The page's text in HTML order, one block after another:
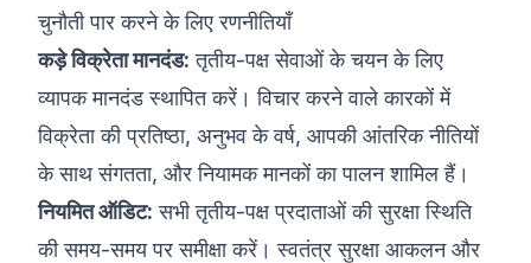
चुनौती पार करने के लिए रणनीतियाँ
कड़े विक्रेता मानदंड: तृतीय-पक्ष सेवाओं के चयन के लिए
व्यापक मानदंड स्थापित करें। विचार करने वाले कारकों में
विक्रेता की प्रतिष्ठा, अनुभव के वर्ष, आपकी आंतरिक नीतियों
के साथ संगतता, और नियामक मानकों का पालन शामिल हैं।
नियमित ऑडिट: सभी तृतीय-पक्ष प्रदाताओं की सुरक्षा स्थिति
की समय-समय पर समीक्षा करें। स्वतंत्र सुरक्षा आकलन और